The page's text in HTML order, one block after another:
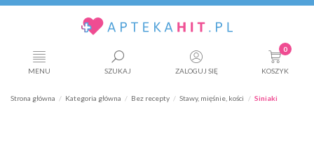
MENU SZUKAJ ZALOGUJ SIĘ
0
KOSZYK
Strona główna Kategoria główna Bez recepty Stawy, mięśnie, kości Siniaki